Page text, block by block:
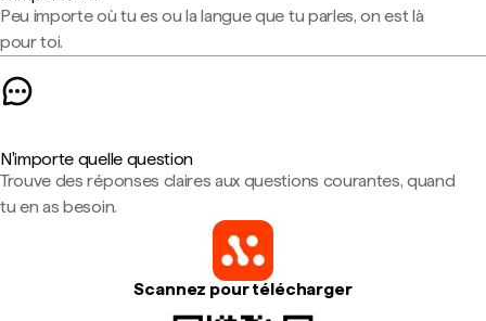
Peu importe où tu es ou la langue que tu parles, on est là
pour toi.
N'importe quelle question
Trouve des réponses claires aux questions courantes, quand
tu en as besoin.
Scannez pour télécharger